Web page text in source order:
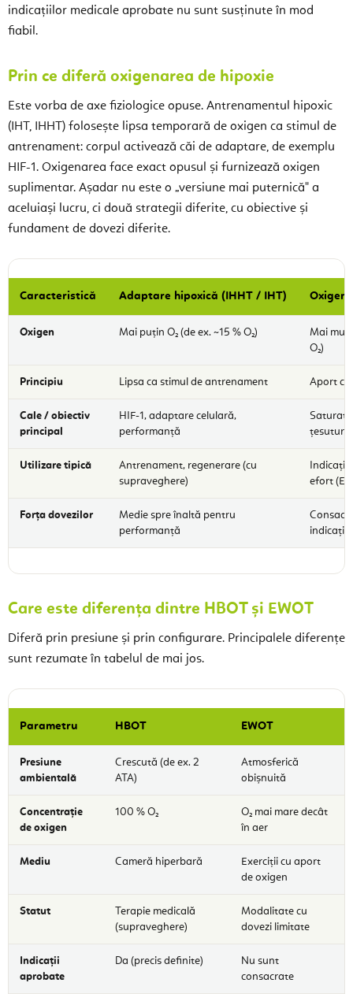
indicațiilor medicale aprobate nu sunt susținute în mod
fiabil.
Prin ce diferă oxigenarea de hipoxie
Este vorba de axe fiziologice opuse. Antrenamentul hipoxic
(IHT, IHHT) folosește lipsa temporară de oxigen ca stimul de
antrenament: corpul activează căi de adaptare, de exemplu
HIF-1. Oxigenarea face exact opusul și furnizează oxigen
suplimentar. Așadar nu este o „versiune mai puternică" a
aceluiași lucru, ci două strategii diferite, cu obiective și
fundament de dovezi diferite.
Caracteristică Adaptare hipoxică (IHHT / IHT)
Oxigen Mai puțin O₂ (de ex. ~15 % O₂)
Mai mult
O₂)
Principiu Lipsa ca stimul de antrenament Aport
Cale / obiectiv
principal
HIF-1, adaptare celulară,
performanță
Utilizare tipică
Antrenament, regenerare (cu
supraveghere)
Indicații
efort
Forța dovezilor
Medie spre înaltă pentru
performanță
Care este diferența dintre HBOT și EWOT
Diferă prin presiune și prin configurare. Principalele diferențe
sunt rezumate în tabelul de mai jos.
Parametru HBOT EWOT
Presiune
ambientală
Crescută (de ex. 2
ATA)
Atmosferică
obișnuită
Concentrație
de oxigen
100 % O₂
O₂ mai mare decât
în aer
Mediu Cameră hiperbară
Exerciții cu aport
de oxigen
Statut
Terapie medicală
(supraveghere)
Modalitate cu
dovezi limitate
Indicații
aprobate
Da (precis definite)
Nu sunt
consacrate